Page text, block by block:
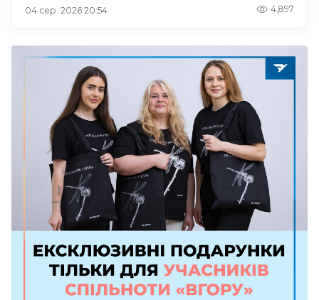
04 сер. 2026 20:54 4,897